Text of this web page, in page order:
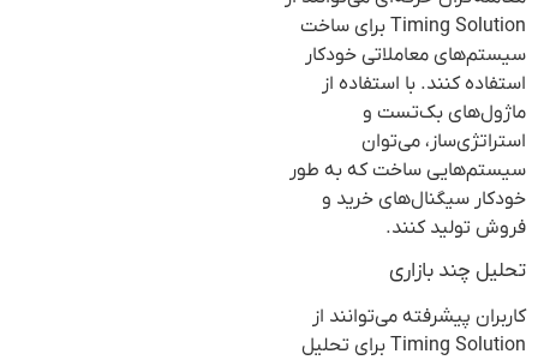
Timing Solution برای ساخت
سیستم‌های معاملاتی خودکار
استفاده کنند. با استفاده از
ماژول‌های بک‌تست و
استراتژی‌ساز، می‌توان
سیستم‌هایی ساخت که به طور
خودکار سیگنال‌های خرید و
فروش تولید کنند.
تحلیل چند بازاری
کاربران پیشرفته می‌توانند از
Timing Solution برای تحلیل